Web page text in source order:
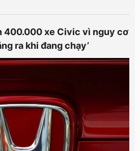
400.000 xe Civic vì nguy cơ
ra khi đang chạy’